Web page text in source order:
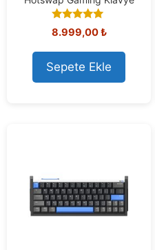
5.00
out of 5
8.999,00₺
Sepete Ekle